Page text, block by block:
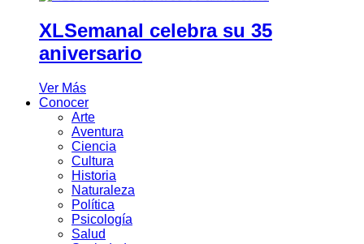
XLSemanal celebra su 35
aniversario
Ver Más
Conocer
Arte
Aventura
Ciencia
Cultura
Historia
Naturaleza
Política
Psicología
Salud